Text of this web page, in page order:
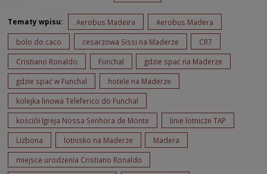
Tematy wpisu: Aerobus Madeira Aerobus Madera
bolo do caco cesarzowa Sissi na Maderze CR7
Cristiano Ronaldo Funchal gdzie spać na Maderze
gdzie spać w Funchal hotele na Maderze
kolejka linowa Teleferico do Funchal
kościół Igreja Nossa Senhora de Monte linie lotnicze TAP
Lizbona lotnisko na Maderze Madera
miejsce urodzenia Cristiano Ronaldo